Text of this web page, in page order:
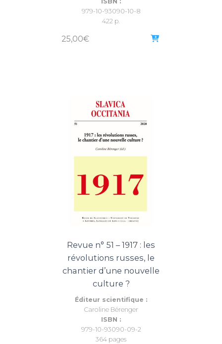
979-10-93090-10-8
422 p.
25,00€
Revue n° 51 – 1917 : les
révolutions russes, le
chantier d’une nouvelle
culture ?
Éditeur scientifique :
Caroline Bérenger
ISBN :
979-10-93090-09-2
364 pages